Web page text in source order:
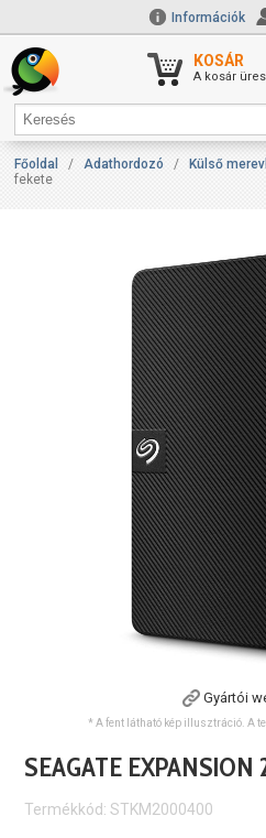
Információk
KOSÁR
A kosár
Főoldal / Adathordozó / Külső
fekete
Gyártói
* A fent látható kép illusztráció. A
SEAGATE EXPANSION
Termékkód: STKM2000400